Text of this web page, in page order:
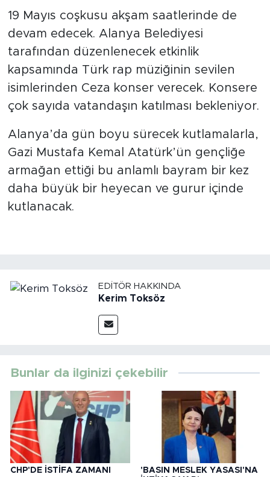
19 Mayıs coşkusu akşam saatlerinde de
devam edecek. Alanya Belediyesi
tarafından düzenlenecek etkinlik
kapsamında Türk rap müziğinin sevilen
isimlerinden Ceza konser verecek. Konsere
çok sayıda vatandaşın katılması bekleniyor.
Alanya’da gün boyu sürecek kutlamalarla,
Gazi Mustafa Kemal Atatürk’ün gençliğe
armağan ettiği bu anlamlı bayram bir kez
daha büyük bir heyecan ve gurur içinde
kutlanacak.
EDITÖR HAKKINDA
Kerim Toksöz
Bunlar da ilginizi çekebilir
CHP'DE İSTİFA ZAMANI
'BASIN MESLEK YASASI'NA